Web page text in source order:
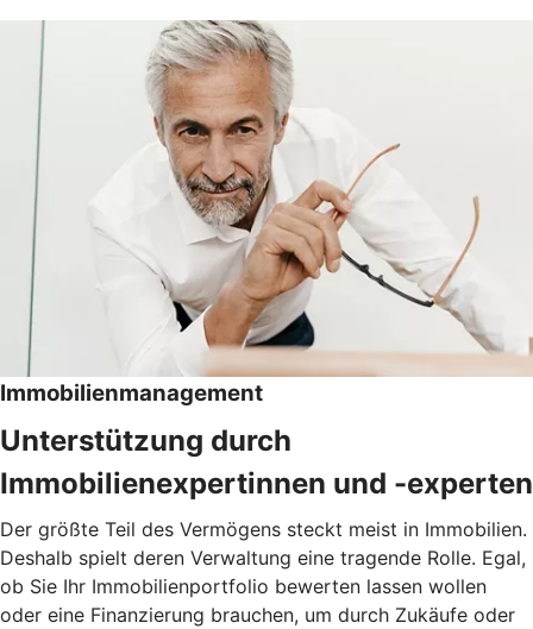
Immobilienmanagement
Unterstützung durch
Immobilienexpertinnen und -experten
Der größte Teil des Vermögens steckt meist in Immobilien.
Deshalb spielt deren Verwaltung eine tragende Rolle. Egal,
ob Sie Ihr Immobilienportfolio bewerten lassen wollen
oder eine Finanzierung brauchen, um durch Zukäufe oder